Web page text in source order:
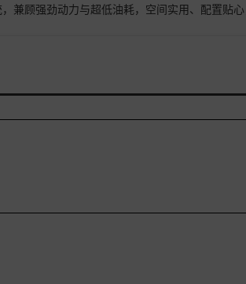
兼顾强劲动力与超低油耗，空间实用、配置贴